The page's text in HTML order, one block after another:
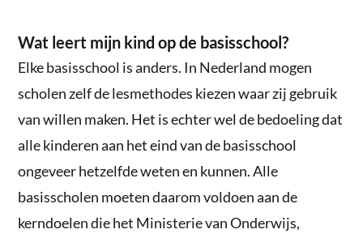
Wat leert mijn kind op de basisschool?
Elke basisschool is anders. In Nederland mogen
scholen zelf de lesmethodes kiezen waar zij gebruik
van willen maken. Het is echter wel de bedoeling dat
alle kinderen aan het eind van de basisschool
ongeveer hetzelfde weten en kunnen. Alle
basisscholen moeten daarom voldoen aan de
kerndoelen die het Ministerie van Onderwijs,